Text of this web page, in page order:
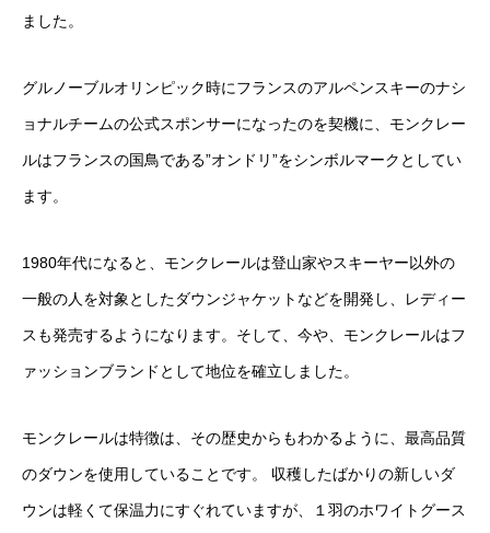
ました。
グルノーブルオリンピック時にフランスのアルペンスキーのナシ
ョナルチームの公式スポンサーになったのを契機に、モンクレー
ルはフランスの国鳥である”オンドリ”をシンボルマークとしてい
ます。
1980年代になると、モンクレールは登山家やスキーヤー以外の
一般の人を対象としたダウンジャケットなどを開発し、レディー
スも発売するようになります。そして、今や、モンクレールはフ
ァッションブランドとして地位を確立しました。
モンクレールは特徴は、その歴史からもわかるように、最高品質
のダウンを使用していることです。 収穫したばかりの新しいダ
ウンは軽くて保温力にすぐれていますが、１羽のホワイトグース